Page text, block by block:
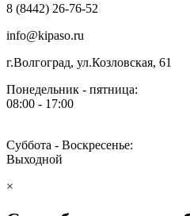
8 (8442) 26-76-52
info@kipaso.ru
г.Волгоград, ул.Козловская, 61
Понедельник - пятница:
08:00 - 17:00
Суббота - Воскресенье:
Выходной
×